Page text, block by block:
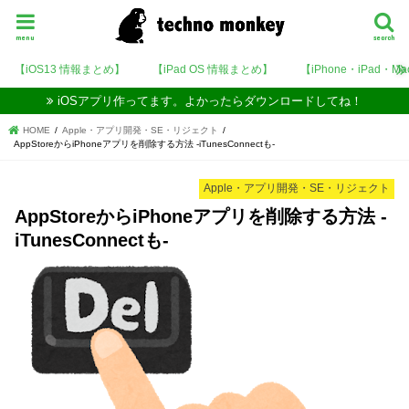
search
menu
【iOS13 情報まとめ】 【iPad OS 情報まとめ】 【iPhone・iPad・
iOSアプリ作ってます。よかったらダウンロードしてね！
HOME
Apple・アプリ開発・SE・リジェクト
AppStoreからiPhoneアプリを削除する方法 -iTunesConnectも-
Apple・アプリ開発・SE・リジェクト
AppStoreからiPhoneアプリを削除する方法 -
iTunesConnectも-